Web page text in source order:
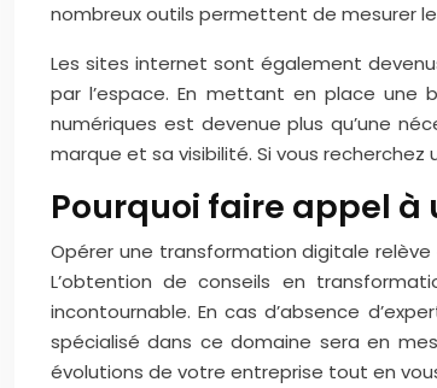
nombreux outils permettent de mesurer
Les sites internet sont également
par l’espace. En mettant en place une
numériques est devenue plus qu’une
marque et sa visibilité. Si vous
Pourquoi faire appel
Opérer une transformation digitale
L’obtention de conseils en
incontournable. En cas d’absence
spécialisé dans ce domaine sera en
évolutions de votre entreprise tout en